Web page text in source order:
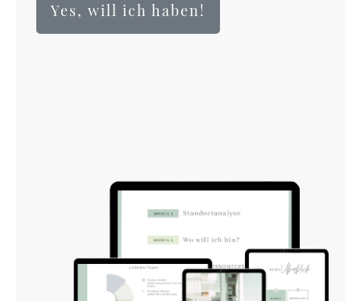
Yes, will ich haben!